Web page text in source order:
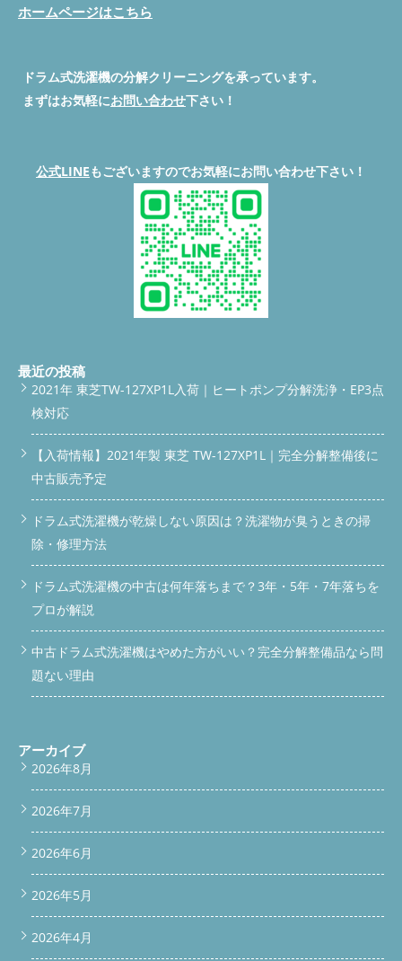
ホームページはこちら
ドラム式洗濯機の分解クリーニングを承っています。
まずはお気軽にお問い合わせ下さい！
公式LINEもございますのでお気軽にお問い合わせ下さい！
最近の投稿
2021年 東芝TW-127XP1L入荷｜ヒートポンプ分解洗浄・EP3点
検対応
【入荷情報】2021年製 東芝 TW-127XP1L｜完全分解整備後に
中古販売予定
ドラム式洗濯機が乾燥しない原因は？洗濯物が臭うときの掃
除・修理方法
ドラム式洗濯機の中古は何年落ちまで？3年・5年・7年落ちを
プロが解説
中古ドラム式洗濯機はやめた方がいい？完全分解整備品なら問
題ない理由
アーカイブ
2026年8月
2026年7月
2026年6月
2026年5月
2026年4月